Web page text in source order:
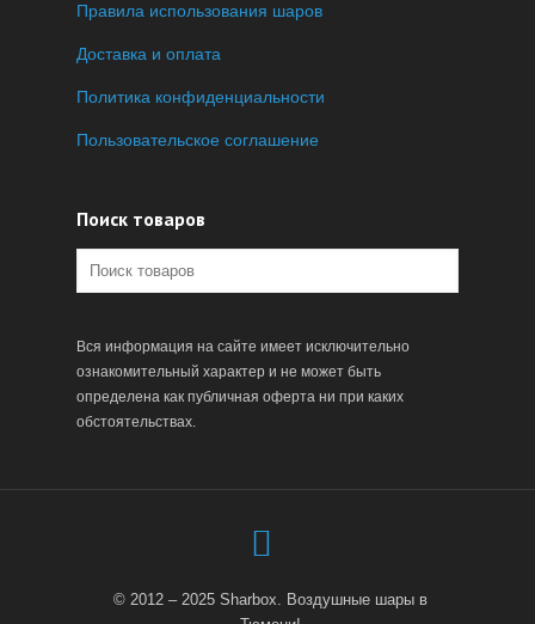
Правила использования шаров
Доставка и оплата
Политика конфиденциальности
Пользовательское соглашение
Поиск товаров
Вся информация на сайте имеет исключительно
ознакомительный характер и не может быть
определена как публичная оферта ни при каких
обстоятельствах.
© 2012 – 2025 Sharbox. Воздушные шары в